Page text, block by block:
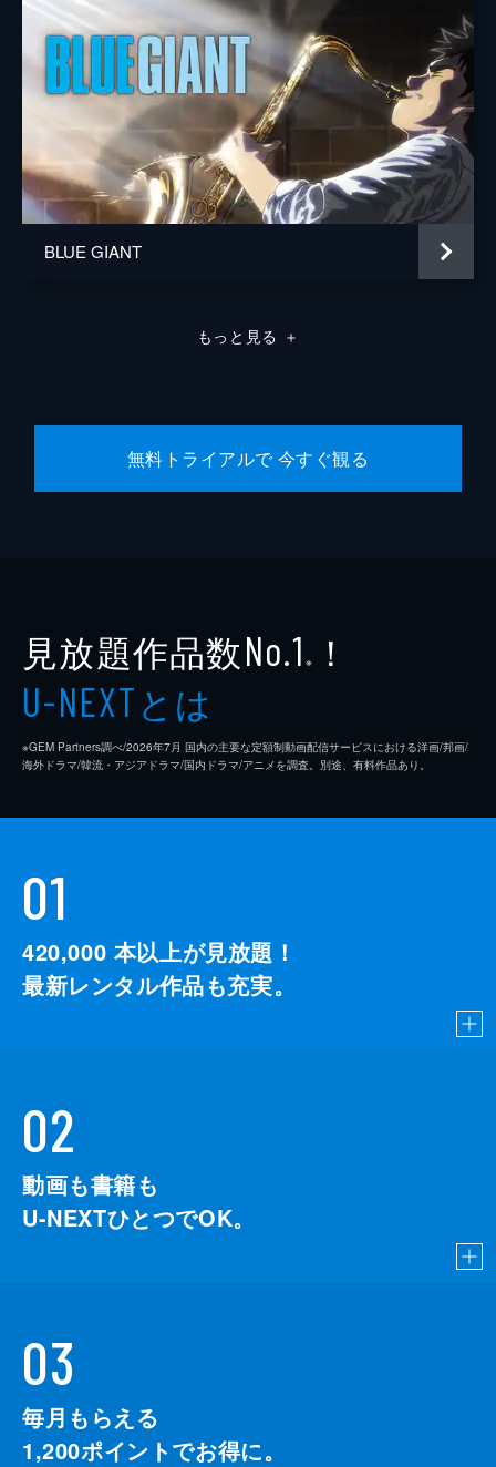
BLUE GIANT
もっと見る ＋
無料トライアルで 今すぐ観る
見放題作品数No.1 ※ ！
U-NEXTとは
※GEM Partners調べ/2026年7⽉ 国内の主要な定額制動画配信サービスにおける洋画/邦画/
海外ドラマ/韓流・アジアドラマ/国内ドラマ/アニメを調査。別途、有料作品あり。
01
420,000 本以上が見放題！
最新レンタル作品も充実。
02
動画も書籍も
U-NEXTひとつでOK。
03
毎月もらえる
1,200ポイントでお得に。